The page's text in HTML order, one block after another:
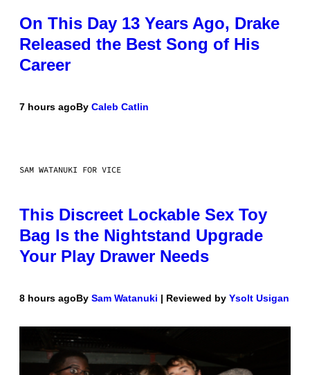
On This Day 13 Years Ago, Drake
Released the Best Song of His
Career
7 hours agoBy Caleb Catlin
SAM WATANUKI FOR VICE
This Discreet Lockable Sex Toy
Bag Is the Nightstand Upgrade
Your Play Drawer Needs
8 hours agoBy Sam Watanuki | Reviewed by Ysolt Usigan